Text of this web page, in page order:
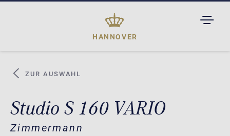
HANNOVER
ZUR AUSWAHL
Studio S 160 VARIO
Zimmermann